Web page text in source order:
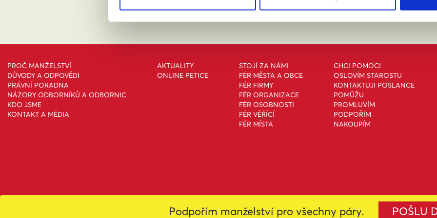
PROČ MANŽELSTVÍ
DŮVODY A ODPOVĚDI
PRÁVNÍ PORADNA
NÁZORY ODBORNÍKŮ A ODBORNIC
KDO JSME
KONTAKT A MÉDIA
AKTUALITY
ONLINE PETICE
STOJÍ ZA NÁMI
FÉR MĚSTA A OBCE
FÉR FIRMY
FÉR ORGANIZACE
FÉR OSOBNOSTI
FÉR VĚŘÍCÍ
FÉR MÍSTA
CHCI POMOCI
OSLOVÍM STAROSTU
KONTAKTUJI POSLANCE
POMŮŽU
PROMLUVÍM
PODPOŘÍM
NAKOUPÍM
Toto dílo podléhá licenci Creative Commons Uveďte původ-Neužívejte komerčně-Nezpracovávejte
Podpořím manželství pro všechny páry. POŠLU